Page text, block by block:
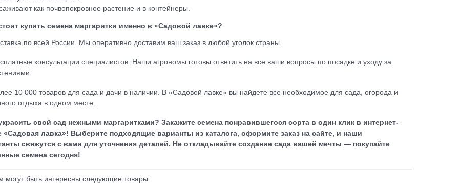
как почвопокровное растение и в контейнеры.
купить семена маргаритки именно в «Садовой лавке»?
по всей России. Мы оперативно доставим ваш заказ в любой уголок страны.
консультации специалистов. Наши агрономы готовы ответить на все ваши вопросы по посадке и уходу за
10 000 товаров для сада и дачи в наличии. В «Садовой лавке» вы найдете все необходимое для сада, огорода и
отдыха в одном месте.
свой сад нежными маргаритками? Закажите семена понравившегося сорта в один клик в интернет-
«Садовая лавка»! Выберите подходящие варианты из каталога, оформите заказ на сайте, и наши
свяжутся с вами для уточнения деталей. Не откладывайте создание сада вашей мечты — покупайте
семена сегодня!
могут быть интересны следующие товары: